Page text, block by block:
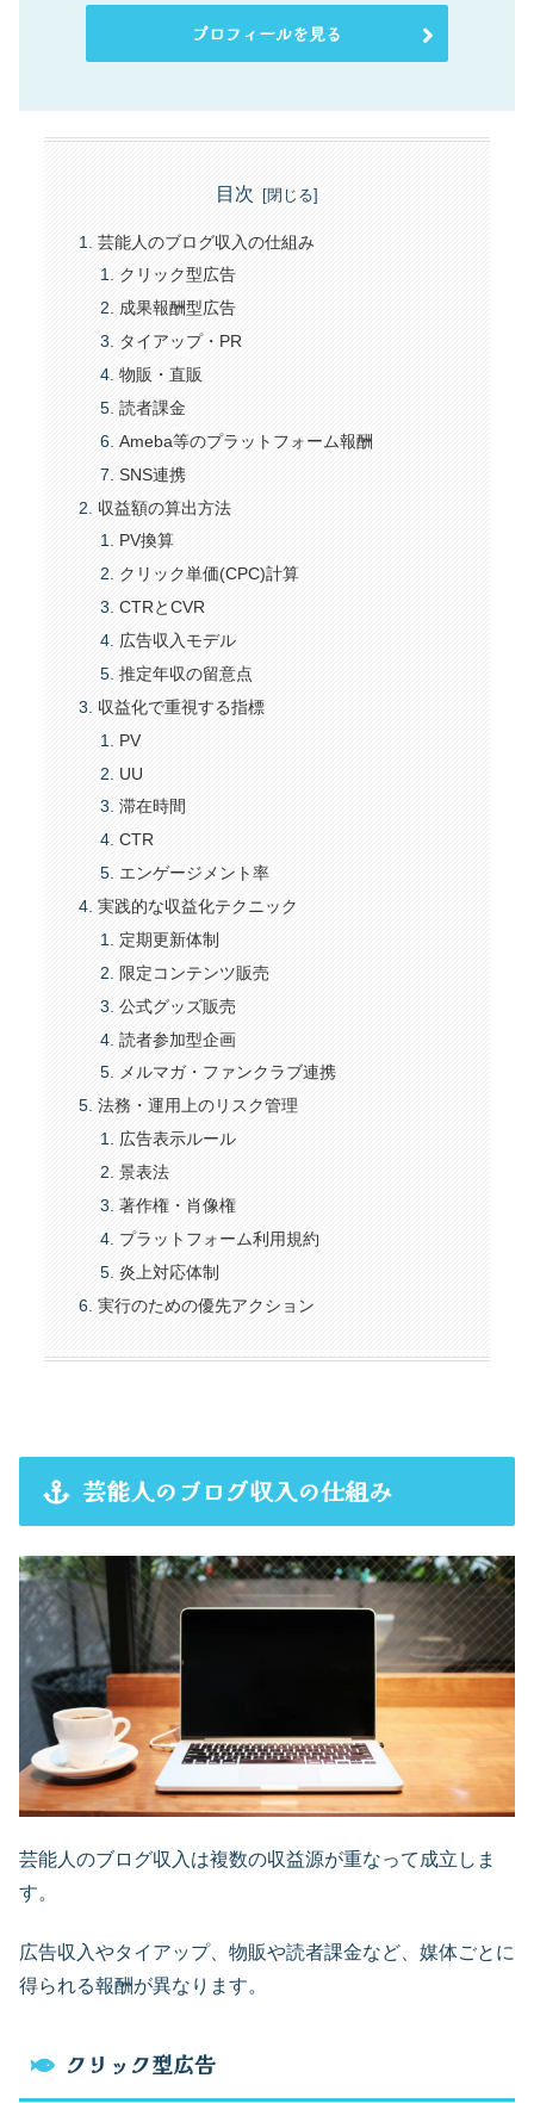
プロフィールを見る
目次
芸能人のブログ収入の仕組み
クリック型広告
成果報酬型広告
タイアップ・PR
物販・直販
読者課金
Ameba等のプラットフォーム報酬
SNS連携
収益額の算出方法
PV換算
クリック単価(CPC)計算
CTRとCVR
広告収入モデル
推定年収の留意点
収益化で重視する指標
PV
UU
滞在時間
CTR
エンゲージメント率
実践的な収益化テクニック
定期更新体制
限定コンテンツ販売
公式グッズ販売
読者参加型企画
メルマガ・ファンクラブ連携
法務・運用上のリスク管理
広告表示ルール
景表法
著作権・肖像権
プラットフォーム利用規約
炎上対応体制
実行のための優先アクション
芸能人のブログ収入の仕組み
芸能人のブログ収入は複数の収益源が重なって成立しま
す。
広告収入やタイアップ、物販や読者課金など、媒体ごとに
得られる報酬が異なります。
クリック型広告